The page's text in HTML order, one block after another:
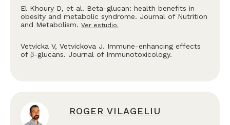
El Khoury D, et al. Beta-glucan: health benefits in
obesity and metabolic syndrome. Journal of Nutrition
and Metabolism. Ver estudio.
Vetvicka V, Vetvickova J. Immune-enhancing effects
of β-glucans. Journal of Immunotoxicology.
ROGER VILAGELIU